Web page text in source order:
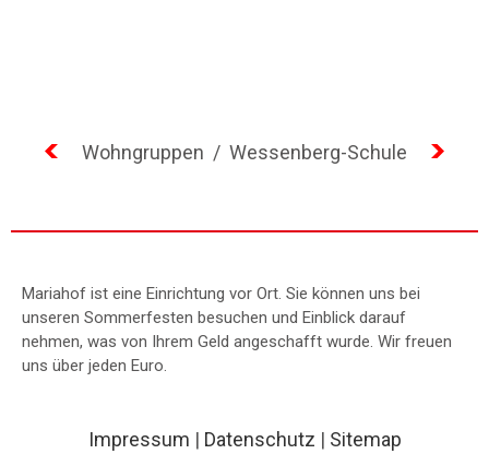
Wohngruppen / Wessenberg-Schule
Mariahof ist eine Einrichtung vor Ort. Sie können uns bei
unseren Sommerfesten besuchen und Einblick darauf
nehmen, was von Ihrem Geld angeschafft wurde. Wir freuen
uns über jeden Euro.
Impressum | Datenschutz | Sitemap